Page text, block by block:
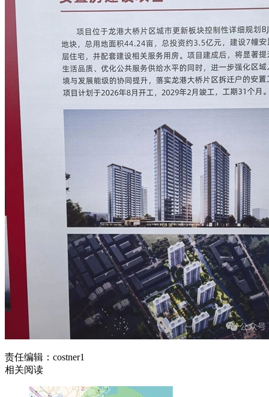
责任编辑：costner1
相关阅读